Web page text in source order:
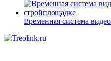
Временная система